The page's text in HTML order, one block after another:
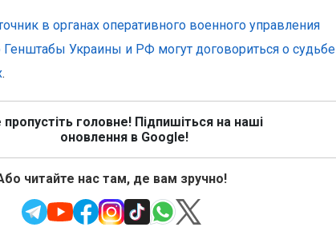
в органах оперативного военного управления
Генштабы Украины и РФ могут договориться о судьбе
.
пропустіть головне! Підпишіться на наші
оновлення в Google!
читайте нас там, де вам зручно!